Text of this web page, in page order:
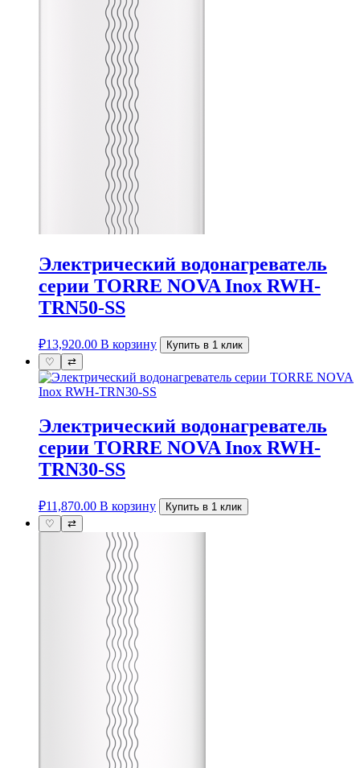
Электрический водонагреватель
серии TORRE NOVA Inox RWH-
TRN50-SS
₽13,920.00 В корзину
Купить в 1 клик
♡
⇄
Электрический водонагреватель
серии TORRE NOVA Inox RWH-
TRN30-SS
₽11,870.00 В корзину
Купить в 1 клик
♡
⇄